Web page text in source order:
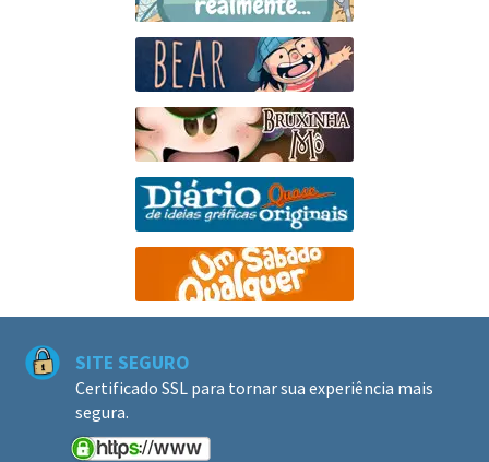
SITE SEGURO
Certificado SSL para tornar sua experiência mais
segura.